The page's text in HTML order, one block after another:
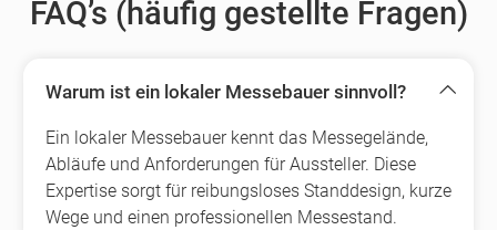
FAQ’s (häufig gestellte Fragen)
Warum ist ein lokaler Messebauer sinnvoll?
Ein lokaler Messebauer kennt das Messegelände,
Abläufe und Anforderungen für Aussteller. Diese
Expertise sorgt für reibungsloses Standdesign, kurze
Wege und einen professionellen Messestand.